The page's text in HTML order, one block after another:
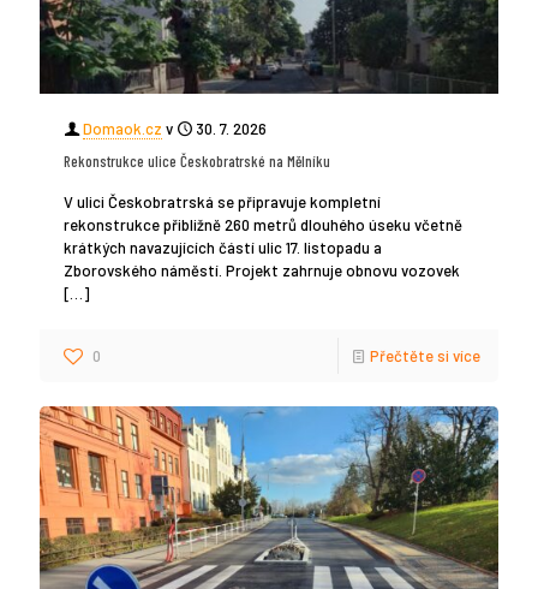
Domaok.cz v
30. 7. 2026
Rekonstrukce ulice Českobratrské na Mělníku
V ulici Českobratrská se připravuje kompletní
rekonstrukce přibližně 260 metrů dlouhého úseku včetně
krátkých navazujících částí ulic 17. listopadu a
Zborovského náměstí. Projekt zahrnuje obnovu vozovek
[…]
0 Přečtěte si více